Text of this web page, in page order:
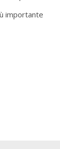
importante